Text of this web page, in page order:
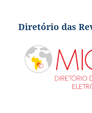
Diretório das